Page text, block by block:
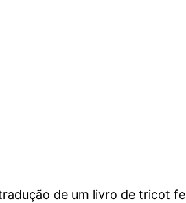
de um livro de tricot